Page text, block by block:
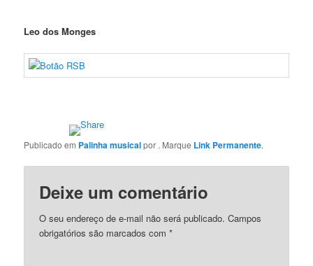
Leo dos Monges
Publicado em Palinha musicalpor . Marque Link Permanente.
Deixe um comentário
O seu endereço de e-mail não será publicado. Campos
obrigatórios são marcados com*